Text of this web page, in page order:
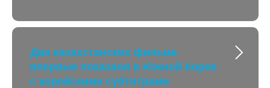
Два казахстанских фильма
впервые показали в Южной Корее
с корейскими субтитрами